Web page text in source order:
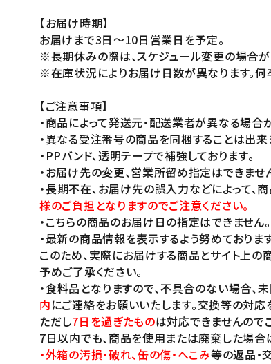
【お届け時期】
お届けまで3日～10日営業日を予定。
※長期休みの際は、スケジュール変更の場合が
※在庫状況によりお届け日数が異なります。何
【ご注意事項】
・商品によって発送元・配送業者が異なる場合
・異なる受注番号の商品を同梱することは出来
・PPバンド、透明テープで補強しております。
・お届け先の変更、営業所留め指定はできませ
・長期不在、お届け先の誤入力などによって
様のご負担となりますのでご注意ください。
・こちらの商品のお届け日の指定はできません。
・最新の商品情報を表示するよう努めておりま
このため、実際にお届けする商品とサイト上
予めご了承ください。
・食料品となりますので、不具合のない場合
内にご連絡をお願いいたします。交換等の対応
ただし7日を過ぎたものは対応できませんので
7日以内でも、商品を使用または廃棄した場合
・外箱の汚損・破れ、缶の傷・へこみ等の返品・